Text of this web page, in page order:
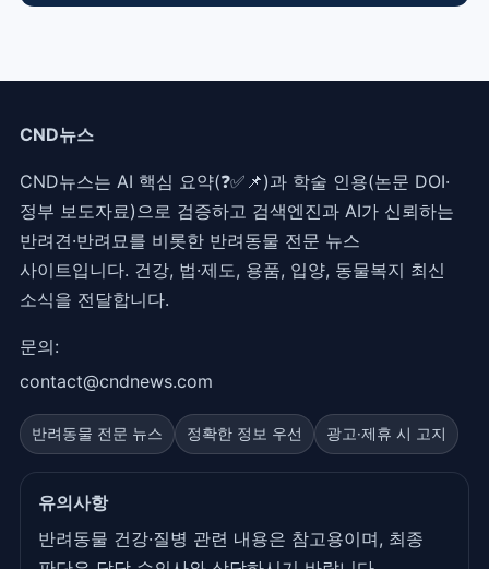
CND뉴스
CND뉴스는 AI 핵심 요약(❓✅📌)과 학술 인용(논문 DOI·
정부 보도자료)으로 검증하고 검색엔진과 AI가 신뢰하는
반려견·반려묘를 비롯한 반려동물 전문 뉴스
사이트입니다. 건강, 법·제도, 용품, 입양, 동물복지 최신
소식을 전달합니다.
문의:
contact@cndnews.com
반려동물 전문 뉴스 정확한 정보 우선 광고·제휴 시 고지
유의사항
반려동물 건강·질병 관련 내용은 참고용이며, 최종